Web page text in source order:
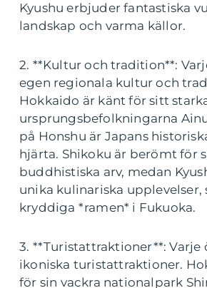
Kyushu erbjuder fantastiska
landskap och varma källor.
2. **Kultur och tradition**:
egen regionala kultur och
Hokkaido är känt för sitt
ursprungsbefolkningarna
på Honshu är Japans
hjärta. Shikoku är berömt för
buddhistiska arv, medan
unika kulinariska upplevelser,
kryddiga *ramen* i Fukuoka.
3. **Turistattraktioner**: Varje
ikoniska turistattraktioner.
för sin vackra nationalpark